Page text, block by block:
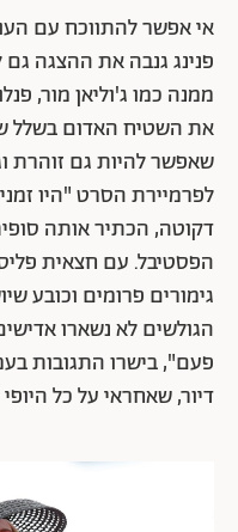
אי אפשר להתווכח עם
פנינג גנבה את ההצגה
ממנה כמו ג'וליאן מור,
את השטיח האדום בשלל
שאפשר להיות גם זוהרת
לפרמיירת הסרט "היו
דקוטה, הכתיר אותה
הפסטיבל. עם חצאית
גימורים פרומים וכובע
הגולשים לא נשארו
פעם", בישרו התגובות
דיור, שאחראי על כל